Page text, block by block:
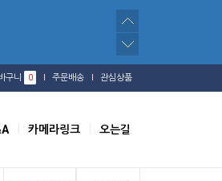
구니 0 주문배송 관심상품
카메라링크 오는길